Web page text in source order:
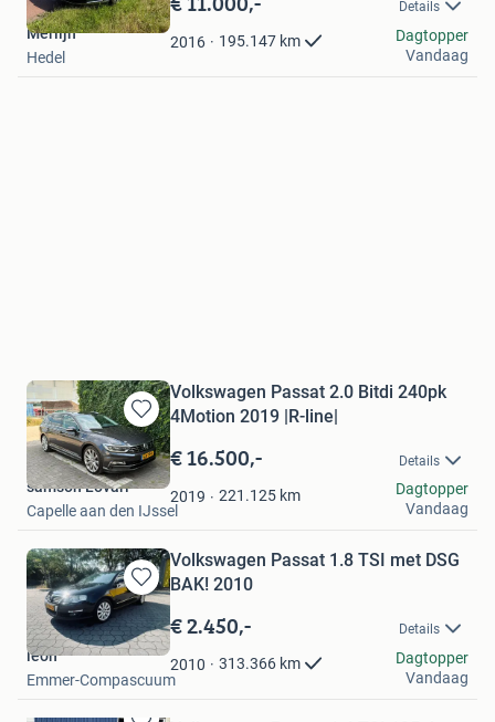
Mijn
Favorieten
Details
2016 195.147 km
Merlijn
Hedel
Dagtopper
Vandaag
Bewaren
in
Mijn
Favorieten
Volkswagen Passat 2.0 Bitdi 240pk
4Motion 2019 |R-line|
€ 16.500,- Details
2019 221.125 km
samson Lovari
Capelle aan den IJssel
Dagtopper
Vandaag
Bewaren
in
Mijn
Favorieten
Volkswagen Passat 1.8 TSI met DSG
BAK! 2010
€ 2.450,- Details
2010 313.366 km
leon
Emmer-Compascuum
Dagtopper
Vandaag